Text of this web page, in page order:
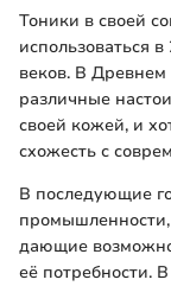
Тоники в своей
использоваться
веков. В
различные
своей кожей, и
схожесть с
В последующие
дающие
её потребности.